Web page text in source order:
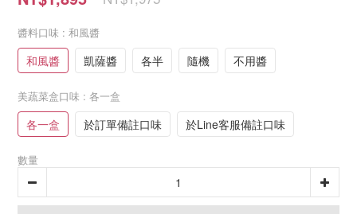
醬料口味 : 和風醬
和風醬 凱薩醬 各半 隨機 不用醬
美蔬菜盒口味 : 各一盒
各一盒 於訂單備註口味 於Line客服備註口味
數量